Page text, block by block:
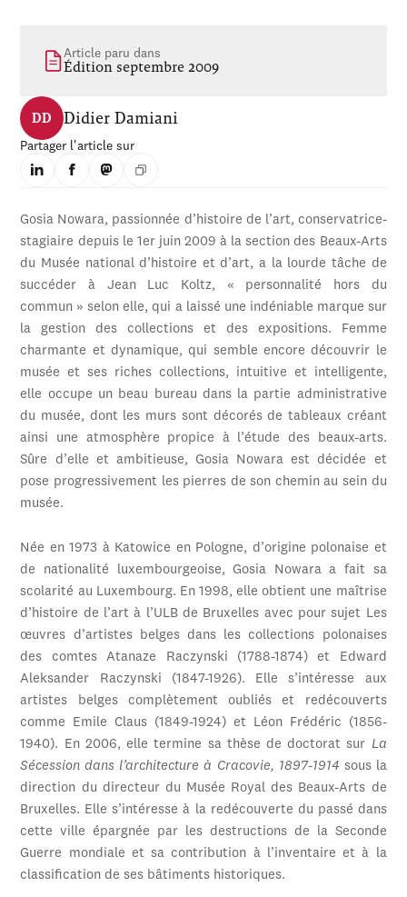
Article paru dans
Édition septembre 2009
DD Didier Damiani
Partager l'article sur
Gosia Nowara, passionnée d’his­toire de l’art, conservatrice-
stagiaire depuis le 1er juin 2009 à la section des Beaux-Arts
du Musée national d’histoire et d’art, a la lourde tâche de
succéder à Jean Luc Koltz, « personnalité hors du
commun » selon elle, qui a laissé une indéniable marque sur
la gestion des collections et des expositions. Femme
charmante et dynamique, qui semble encore découvrir le
musée et ses riches col­lections, intuitive et intelligente,
elle occupe un beau bureau dans la partie administrative
du musée, dont les murs sont décorés de tableaux créant
ainsi une atmosphère propice à l’étude des beaux-arts.
Sûre d’elle et ambitieuse, Gosia Nowara est décidée et
pose progressivement les pierres de son chemin au sein du
musée.
Née en 1973 à Katowice en Pologne, d’origine polonaise et
de nationalité luxembourgeoise, Gosia Nowara a fait sa
scolarité au Luxembourg. En 1998, elle obtient une maîtrise
d’histoire de l’art à l’ULB de Bruxelles avec pour sujet Les
œuvres d’artistes belges dans les collections polonaises
des comtes Atanaze Raczynski (1788-1874) et Edward
Aleksander Raczynski (1847-1926). Elle s’intéresse aux
artistes belges complètement oubliés et redécouverts
comme Emile Claus (1849-1924) et Léon Frédéric (1856-
1940). En 2006, elle termine sa thèse de doctorat sur La
Sécession dans l’architecture à Cracovie, 1897-1914sous la
direction du directeur du Musée Royal des Beaux-Arts de
Bruxelles. Elle s’intéresse à la redécouverte du passé dans
cette ville épargnée par les destructions de la Seconde
Guerre mondiale et sa contribution à l’inventaire et à la
classification de ses bâtiments historiques.